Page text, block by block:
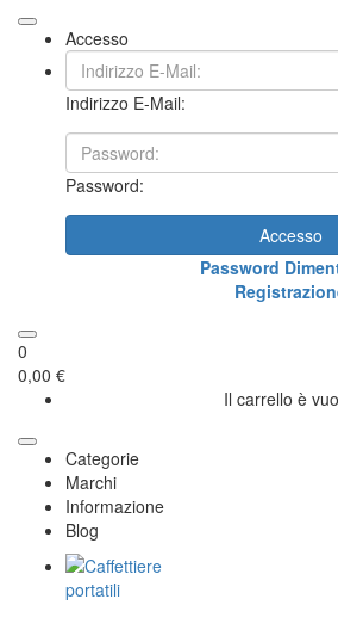
Accesso
Indirizzo E-Mail:
Password:
Accesso
Password
0
0,00 €
Il carrello è
Categorie
Marchi
Informazione
Blog